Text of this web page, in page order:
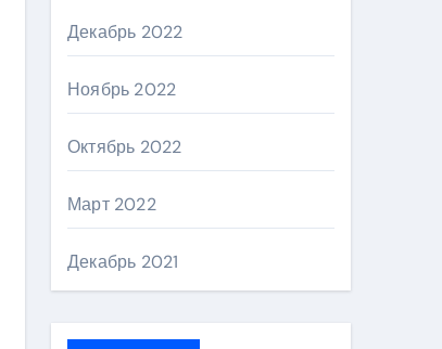
Декабрь 2022
Ноябрь 2022
Октябрь 2022
Март 2022
Декабрь 2021